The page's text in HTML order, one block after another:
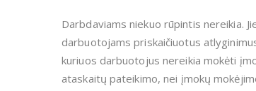
Darbdaviams niekuo rūpintis nereikia.
darbuotojams priskaičiuotus
kuriuos darbuotojus nereikia mokėti
ataskaitų pateikimo, nei įmokų